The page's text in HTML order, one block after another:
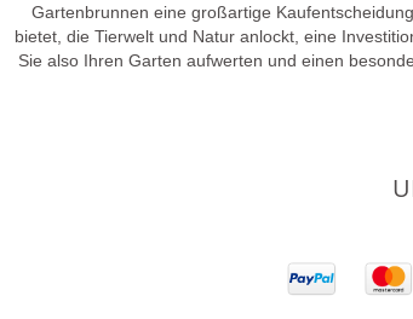
Gartenbrunnen eine großartige
bietet, die Tierwelt und Natur anlockt, eine
Sie also Ihren Garten aufwerten und einen